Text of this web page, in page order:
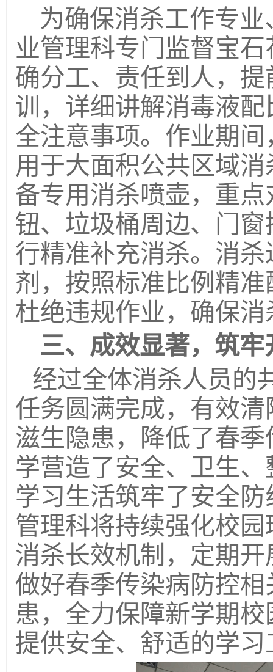
为确保消杀工作专
业管理科专门 监督宝
确分工、责任到人，
训，详细讲解消毒液
全注意事项。作业期
用于大面积公共区域
备专用消杀喷壶，重
钮、垃圾桶周边、门
行精准补充消杀。消
剂，按照标准比例精
杜绝违规作业，确保
三、成效显著，筑
经过全体消杀人员的
任务圆满完成，有效
滋生隐患，降低了春
学营造了安全、卫生
学习生活筑牢了安全
管理科将持续强化校
消杀长效机制，定期
做好春季传染病防控
患，全力保障新学期
提供安全、舒适的学